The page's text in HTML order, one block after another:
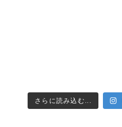
さらに読み込む...